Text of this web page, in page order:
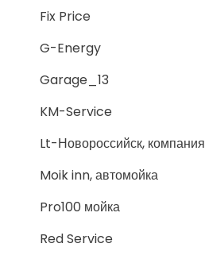
Fix Price
G-Energy
Garage_13
KM-Service
Lt-Новороссийск, компания
Moik inn, автомойка
Pro100 мойка
Red Service